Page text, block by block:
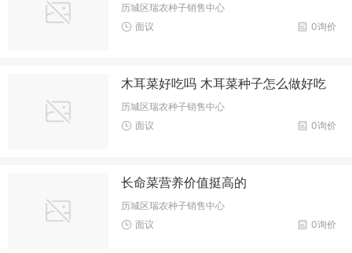
历城区瑞农种子销售中心
0询价
面议
木耳菜好吃吗 木耳菜种子怎么做好吃
历城区瑞农种子销售中心
0询价
面议
长命菜营养价值挺高的
历城区瑞农种子销售中心
0询价
面议